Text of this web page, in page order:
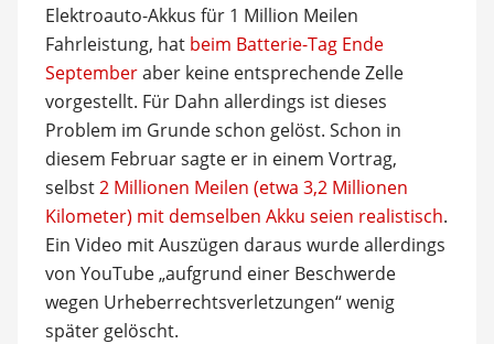
Elektroauto-Akkus für 1 Million Meilen
Fahrleistung, hat beim Batterie-Tag Ende
Septemberaber keine entsprechende Zelle
vorgestellt. Für Dahn allerdings ist dieses
Problem im Grunde schon gelöst. Schon in
diesem Februar sagte er in einem Vortrag,
selbst2 Millionen Meilen (etwa 3,2 Millionen
Kilometer) mit demselben Akku seien realistisch.
Ein Video mit Auszügen daraus wurde allerdings
von YouTube „aufgrund einer Beschwerde
wegen Urheberrechtsverletzungen“ wenig
später gelöscht.